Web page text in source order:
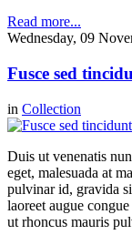
Read more...
Wednesday, 09
Fusce sed
in Collection
Duis ut venenatis
eget, malesuada at
pulvinar id, gravida
laoreet augue
ut rhoncus mauris